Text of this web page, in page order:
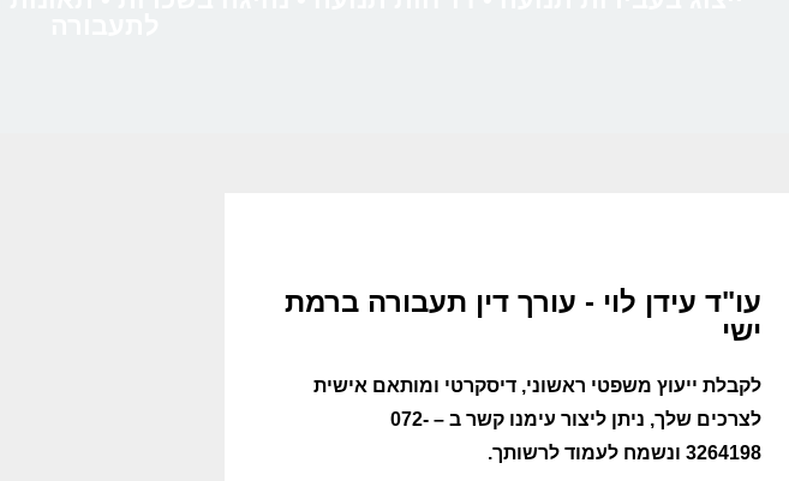
עו"ד עידן לוי - עורך דין תעבורה ברמת
ישי
לקבלת ייעוץ משפטי ראשוני, דיסקרטי ומותאם אישית
לצרכים שלך, ניתן ליצור עימנו קשר ב –072-
3264198 ונשמח לעמוד לרשותך.